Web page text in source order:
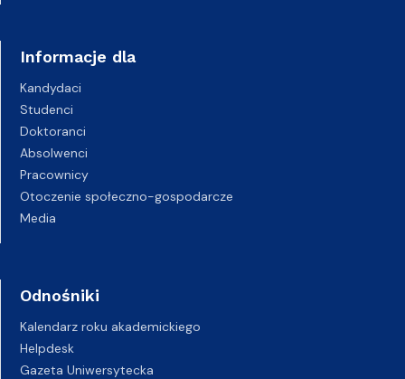
Informacje dla
Kandydaci
Studenci
Doktoranci
Absolwenci
Pracownicy
Otoczenie społeczno-gospodarcze
Media
Odnośniki
Kalendarz roku akademickiego
Helpdesk
Gazeta Uniwersytecka